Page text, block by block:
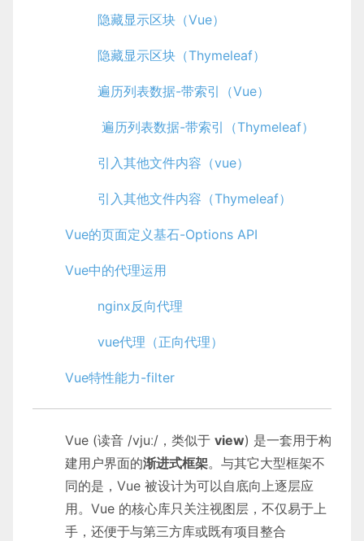
隐藏显示区块（Vue）
隐藏显示区块（Thymeleaf）
遍历列表数据-带索引（Vue）
遍历列表数据-带索引（Thymeleaf）
引入其他文件内容（vue）
引入其他文件内容（Thymeleaf）
Vue的页面定义基石-Options API
Vue中的代理运用
nginx反向代理
vue代理（正向代理）
Vue特性能力-filter
Vue (读音 /vjuː/，类似于 view) 是一套用于构
建用户界面的渐进式框架。与其它大型框架不
同的是，Vue 被设计为可以自底向上逐层应
用。Vue 的核心库只关注视图层，不仅易于上
手，还便于与第三方库或既有项目整合